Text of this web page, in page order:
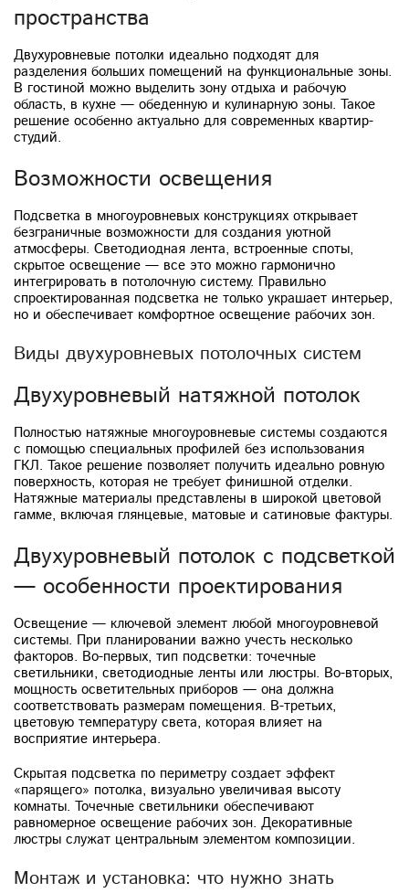
пространства
Двухуровневые потолки идеально подходят для
разделения больших помещений на функциональные зоны.
В гостиной можно выделить зону отдыха и рабочую
область, в кухне — обеденную и кулинарную зоны. Такое
решение особенно актуально для современных квартир-
студий.
Возможности освещения
Подсветка в многоуровневых конструкциях открывает
безграничные возможности для создания уютной
атмосферы. Светодиодная лента, встроенные споты,
скрытое освещение — все это можно гармонично
интегрировать в потолочную систему. Правильно
спроектированная подсветка не только украшает интерьер,
но и обеспечивает комфортное освещение рабочих зон.
Виды двухуровневых потолочных систем
Двухуровневый натяжной потолок
Полностью натяжные многоуровневые системы создаются
с помощью специальных профилей без использования
ГКЛ. Такое решение позволяет получить идеально ровную
поверхность, которая не требует финишной отделки.
Натяжные материалы представлены в широкой цветовой
гамме, включая глянцевые, матовые и сатиновые фактуры.
Двухуровневый потолок с подсветкой
— особенности проектирования
Освещение — ключевой элемент любой многоуровневой
системы. При планировании важно учесть несколько
факторов. Во-первых, тип подсветки: точечные
светильники, светодиодные ленты или люстры. Во-вторых,
мощность осветительных приборов — она должна
соответствовать размерам помещения. В-третьих,
цветовую температуру света, которая влияет на
восприятие интерьера.
Скрытая подсветка по периметру создает эффект
«парящего» потолка, визуально увеличивая высоту
комнаты. Точечные светильники обеспечивают
равномерное освещение рабочих зон. Декоративные
люстры служат центральным элементом композиции.
Монтаж и установка: что нужно знать